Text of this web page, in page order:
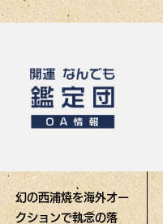
幻の西浦焼を海外オー
クションで執念の落